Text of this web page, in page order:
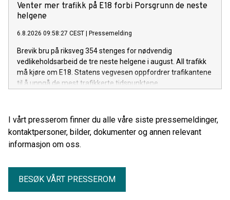
Venter mer trafikk på E18 forbi Porsgrunn de neste
helgene
6.8.2026 09:58:27 CEST | Pressemelding
Brevik bru på riksveg 354 stenges for nødvendig
vedlikeholdsarbeid de tre neste helgene i august. All trafikk
må kjøre om E18. Statens vegvesen oppfordrer trafikantene
til å unngå de mest trafikkerte tidspunktene.
I vårt presserom finner du alle våre siste pressemeldinger,
kontaktpersoner, bilder, dokumenter og annen relevant
informasjon om oss.
BESØK VÅRT PRESSEROM